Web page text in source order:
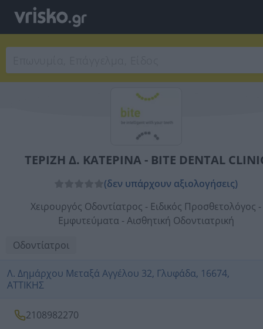
ΤΕΡΙΖΗ Δ. ΚΑΤΕΡΙΝΑ - BITE DENTAL
(δεν υπάρχουν αξιολογήσεις)
Χειρουργός Οδοντίατρος - Ειδικός Προσθετολόγος -
Εμφυτεύματα - Αισθητική Οδοντιατρική
Οδοντίατροι
Λ. Δημάρχου Μεταξά Αγγέλου 32, Γλυφάδα, 16674,
ΑΤΤΙΚΗΣ
2108982270